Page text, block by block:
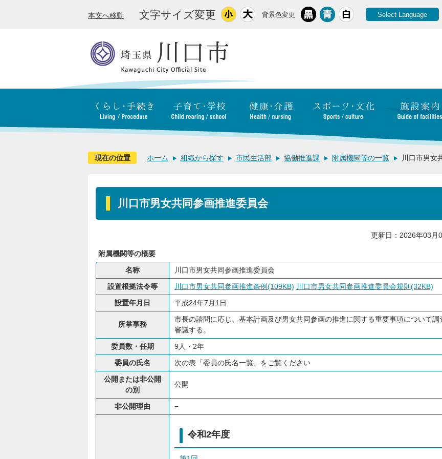
本文へ移動 文字サイズ変更 背景色変更 Select Language
現在の位置 ホーム 組織から探す 市民生活部 協働推進課 附属機関等の一覧 川口市男女
川口市男女共同参画推進委員会
更新日：2026年03月
附属機関等の概要
名称
川口市男女共同参画推進委員会
設置根拠法令等
川口市男女共同参画推進条例(109KB) 川口市男女共同参画推進委員会規則(32KB)
設置年月日
平成24年7月1日
所掌事務
市長の諮問に応じ、基本計画及び男女共同参画の推進に関する重要事項について調
審議する。
委員数・任期
9人・2年
委員の氏名
次の表「委員の氏名一覧」をご覧ください
公開または非公開
の別
公開
非公開理由 −
令和2年度